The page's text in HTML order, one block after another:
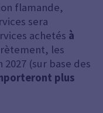
flamande,
sera
achetés à
les
(sur base des
plus